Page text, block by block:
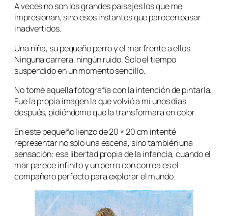
A veces no son los grandes paisajes los que me
impresionan, sino esos instantes que parecen pasar
inadvertidos.
Una niña, su pequeño perro y el mar frente a ellos.
Ninguna carrera, ningún ruido. Solo el tiempo
suspendido en un momento sencillo.
No tomé aquella fotografía con la intención de pintarla.
Fue la propia imagen la que volvió a mí unos días
después, pidiéndome que la transformara en color.
En este pequeño lienzo de 20 × 20 cm intenté
representar no solo una escena, sino también una
sensación: esa libertad propia de la infancia, cuando el
mar parece infinito y un perro con correa es el
compañero perfecto para explorar el mundo.